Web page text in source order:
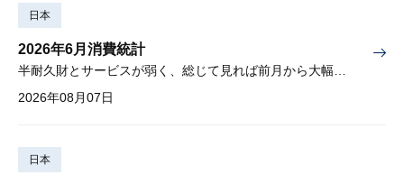
日本
2026年6月消費統計
2026年08月07日
日本